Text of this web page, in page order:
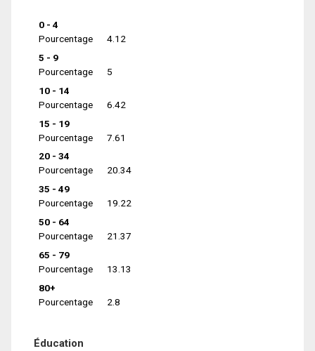
0 - 4
Pourcentage
4.12
5 - 9
Pourcentage
5
10 - 14
Pourcentage
6.42
15 - 19
Pourcentage
7.61
20 - 34
Pourcentage
20.34
35 - 49
Pourcentage
19.22
50 - 64
Pourcentage
21.37
65 - 79
Pourcentage
13.13
80+
Pourcentage
2.8
Éducation